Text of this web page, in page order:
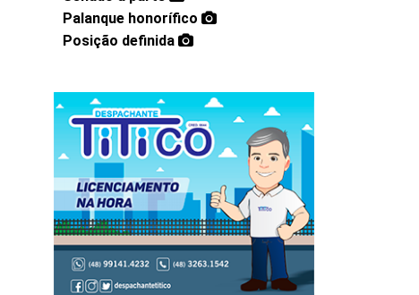
Palanque honorífico
Posição definida